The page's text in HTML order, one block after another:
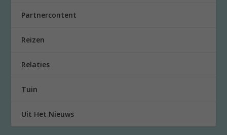
Partnercontent
Reizen
Relaties
Tuin
Uit Het Nieuws